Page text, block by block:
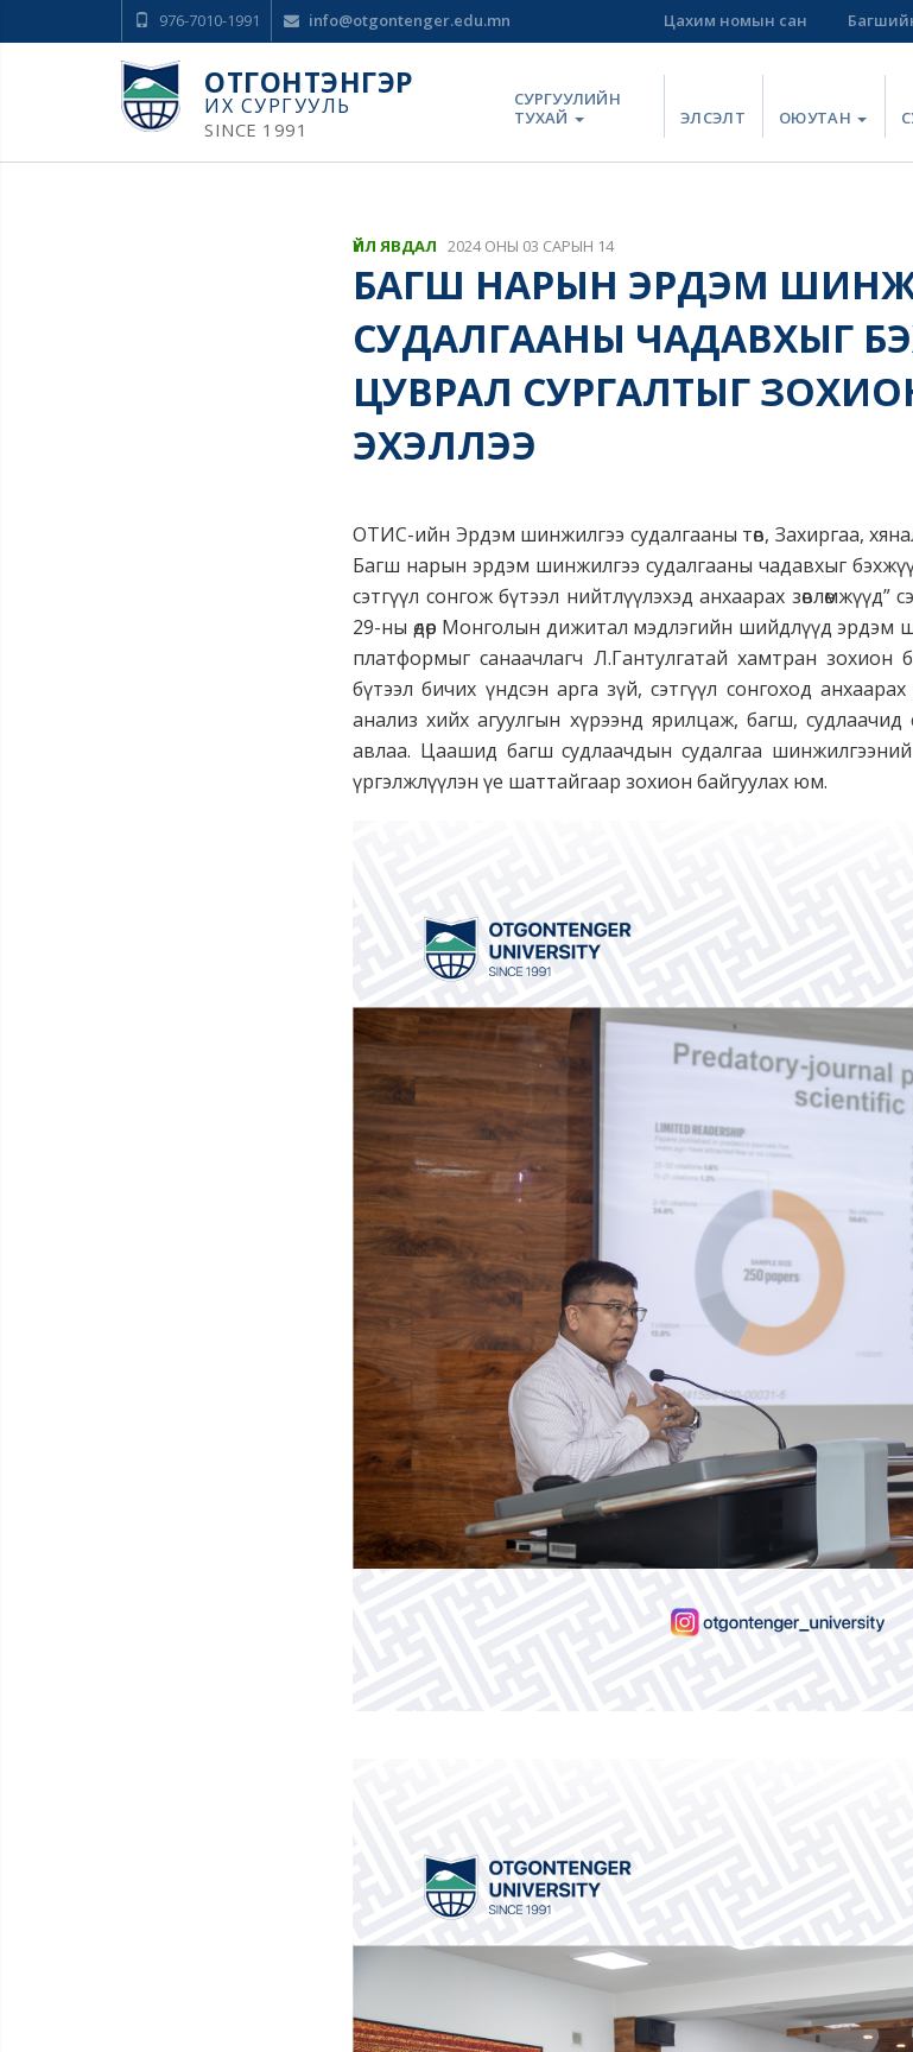
976-7010-1991 info@otgontenger.edu.mn Цахим номын сан
ОТГОНТЭНГЭР
ИХ СУРГУУЛЬ
SINCE 1991
СУРГУУЛИЙН
ТУХАЙ
ЭЛСЭЛТ ОЮУТАН
ҮЙЛ ЯВДАЛ 2024 ОНЫ 03 САРЫН 14
БАГШ НАРЫН ЭРДЭМ
СУДАЛГААНЫ ЧАДАВХЫГ
ЦУВРАЛ СУРГАЛТЫГ
ЭХЭЛЛЭЭ
ОТИС-ийн Эрдэм шинжилгээ судалгааны төв, Захиргаа,
Багш нарын эрдэм шинжилгээ судалгааны чадавхыг
сэтгүүл сонгож бүтээл нийтлүүлэхэд анхаарах
29-ны өдөр Монголын дижитал мэдлэгийн шийдлүүд эрдэм
платформыг санаачлагч Л.Гантулгатай хамтран зохион
бүтээл бичих үндсэн арга зүй, сэтгүүл сонгоход анхаарах
анализ хийх агуулгын хүрээнд ярилцаж, багш, судлаачид
авлаа. Цаашид багш судлаачдын судалгаа шинжилгээний
үргэлжлүүлэн үе шаттайгаар зохион байгуулах юм.